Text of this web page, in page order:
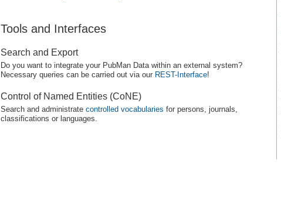
Tools and Interfaces
Search and Export
Do you want to integrate your PubMan Data within an external system?
Necessary queries can be carried out via our REST-Interface!
Control of Named Entities (CoNE)
Search and administrate controlled vocabularies for persons, journals,
classifications or languages.